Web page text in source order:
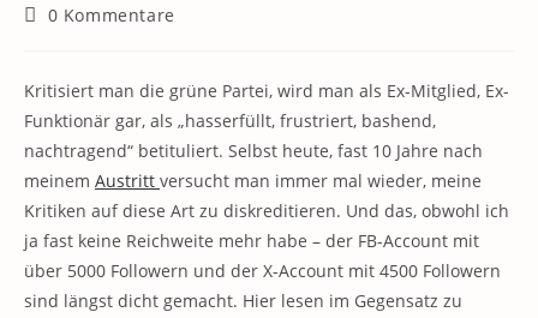
Beitrags-
0 Kommentare
Kritisiert man die grüne Partei, wird man als Ex-Mitglied, Ex-
Funktionär gar, als „hasserfüllt, frustriert, bashend,
nachtragend“ betituliert. Selbst heute, fast 10 Jahre nach
meinem Austritt versucht man immer mal wieder, meine
Kritiken auf diese Art zu diskreditieren. Und das, obwohl ich
ja fast keine Reichweite mehr habe – der FB-Account mit
über 5000 Followern und der X-Account mit 4500 Followern
sind längst dicht gemacht. Hier lesen im Gegensatz zu